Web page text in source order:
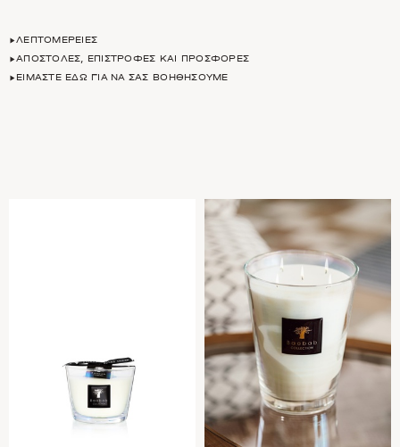
ΛΕΠΤΟΜΈΡΕΙΕΣ
ΑΠΟΣΤΟΛΈΣ, ΕΠΙΣΤΡΟΦΈΣ ΚΑΙ ΠΡΟΣΦΟΡΈΣ
ΕΊΜΑΣΤΕ ΕΔΏ ΓΙΑ ΝΑ ΣΑΣ ΒΟΗΘΉΣΟΥΜΕ